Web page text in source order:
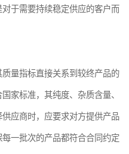
于需要持续稳定供应的客户而
量指标直接关系到较终产品的
家标准，其纯度、杂质含量、
应商时，应要求对方提供产品
一批次的产品都符合合同约定